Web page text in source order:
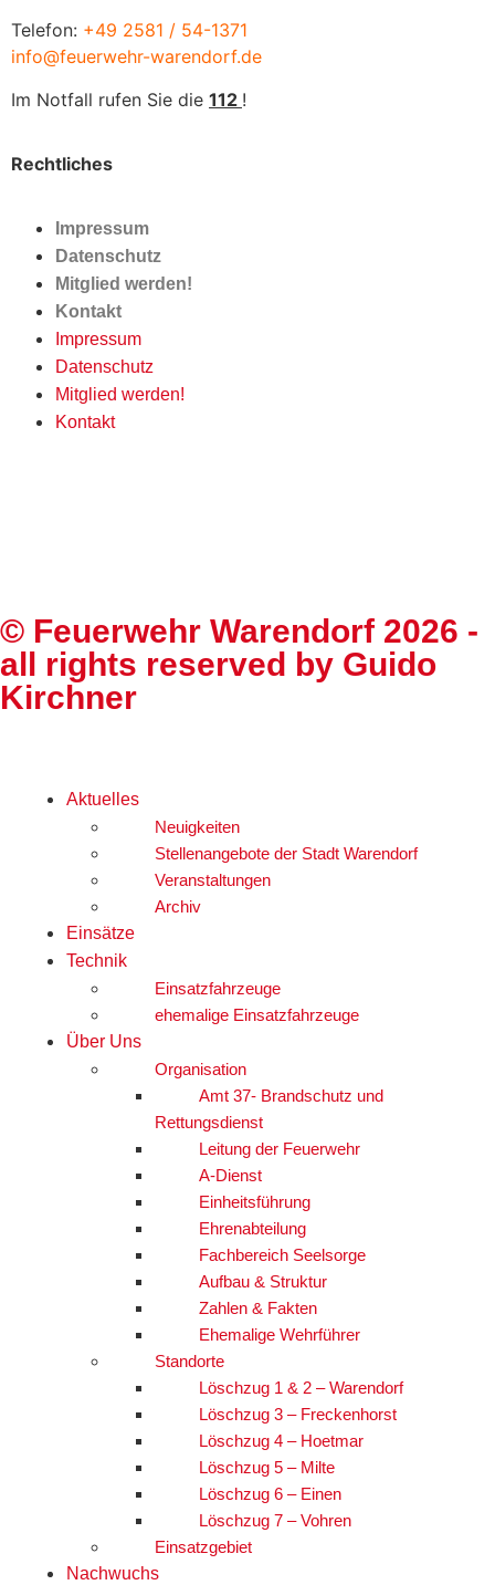
Telefon: +49 2581 / 54-1371
info@feuerwehr-warendorf.de
Im Notfall rufen Sie die 112 !
Rechtliches
Impressum
Datenschutz
Mitglied werden!
Kontakt
Impressum
Datenschutz
Mitglied werden!
Kontakt
© Feuerwehr Warendorf 2026 -
all rights reserved by Guido
Kirchner
Aktuelles
Neuigkeiten
Stellenangebote der Stadt Warendorf
Veranstaltungen
Archiv
Einsätze
Technik
Einsatzfahrzeuge
ehemalige Einsatzfahrzeuge
Über Uns
Organisation
Amt 37- Brandschutz und
Rettungsdienst
Leitung der Feuerwehr
A-Dienst
Einheitsführung
Ehrenabteilung
Fachbereich Seelsorge
Aufbau & Struktur
Zahlen & Fakten
Ehemalige Wehrführer
Standorte
Löschzug 1 & 2 – Warendorf
Löschzug 3 – Freckenhorst
Löschzug 4 – Hoetmar
Löschzug 5 – Milte
Löschzug 6 – Einen
Löschzug 7 – Vohren
Einsatzgebiet
Nachwuchs